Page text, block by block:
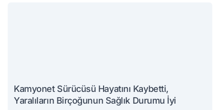
Kamyonet Sürücüsü Hayatını Kaybetti,
Yaralıların Birçoğunun Sağlık Durumu İyi